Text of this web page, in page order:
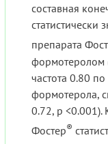
составная
препарата
формотеролом
частота 0.80
формотерола,
0.72, р <0.001).
Фостер®